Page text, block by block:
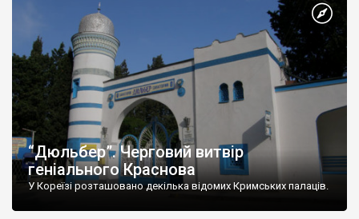
“Дюльбер”. Черговий витвір
геніального Краснова
У Кореїзі розташовано декілька відомих Кримських палаців.